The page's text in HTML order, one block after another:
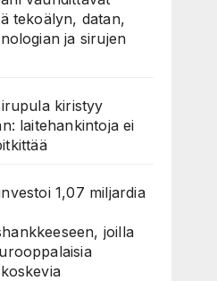
tekoälyn, datan,
ja sirujen
kiristyy
laitehankintoja ei
1,07 miljardia
joilla